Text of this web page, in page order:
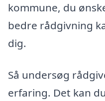
kommune, du
bedre rådgivning
dig.
Så undersøg
erfaring. Det kan